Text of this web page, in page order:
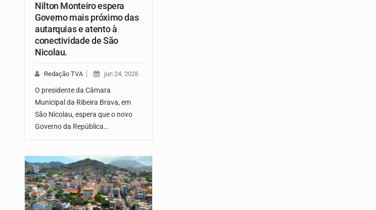
Nilton Monteiro espera
Governo mais próximo das
autarquias e atento à
conectividade de São
Nicolau.
Redação TVA jun 24, 2026
O presidente da Câmara
Municipal da Ribeira Brava, em
São Nicolau, espera que o novo
Governo da República…